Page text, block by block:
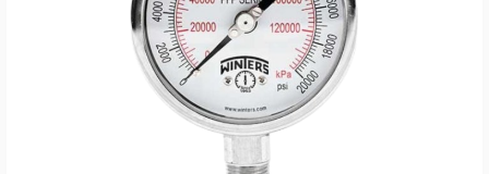
Leer Más